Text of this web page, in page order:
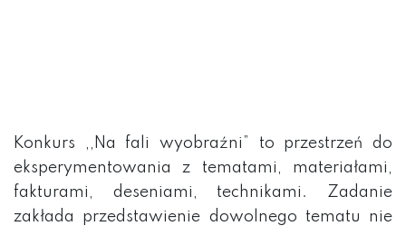
Konkurs ,,Na fali wyobraźni” to przestrzeń do
eksperymentowania z tematami, materiałami,
fakturami, deseniami, technikami. Zadanie
zakłada przedstawienie dowolnego tematu nie